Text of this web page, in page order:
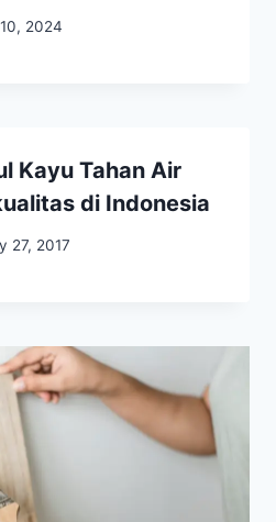
2024
Kayu Tahan Air
di Indonesia
27, 2017